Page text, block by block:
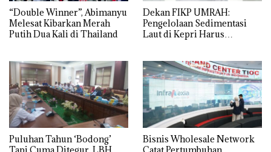
“Double Winner”, Abimanyu
Melesat Kibarkan Merah
Putih Dua Kali di Thailand
Dekan FIKP UMRAH:
Pengelolaan Sedimentasi
Laut di Kepri Harus
dengan Konservasi
Puluhan Tahun ‘Bodong’
Bisnis Wholesale Network